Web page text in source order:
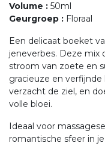
Volume : 50ml
Geurgroep : Floraal
Een delicaat boeket
jeneverbes. Deze
stroom van zoete en
gracieuze en
verzacht de ziel, en
volle bloei.
Ideaal voor
romantische sfeer in